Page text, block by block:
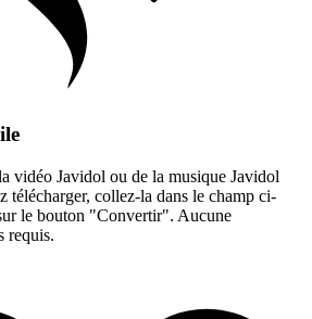
vidéo Javidol ou de la musique Javidol
télécharger, collez-la dans le champ ci-
le bouton "Convertir". Aucune
requis.